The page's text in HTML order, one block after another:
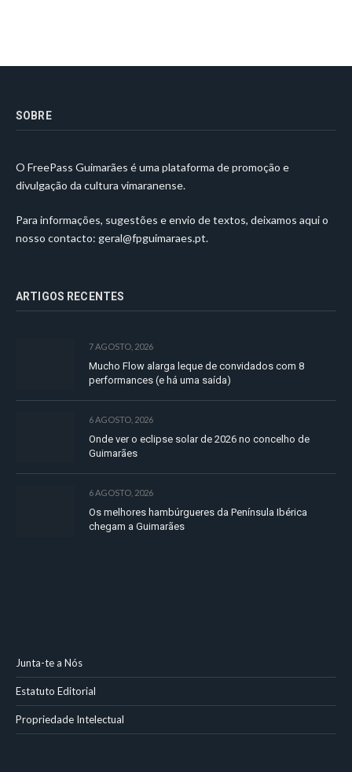
SOBRE
O FreePass Guimarães é uma plataforma de promoção e
divulgação da cultura vimaranense.
Para informações, sugestões e envio de textos, deixamos aqui o
nosso contacto: geral@fpguimaraes.pt.
ARTIGOS RECENTES
7 AGOSTO, 2026
Mucho Flow alarga leque de convidados com 8
performances (e há uma saída)
6 AGOSTO, 2026
Onde ver o eclipse solar de 2026 no concelho de
Guimarães
6 AGOSTO, 2026
Os melhores hambúrgueres da Península Ibérica
chegam a Guimarães
Junta-te a Nós
Estatuto Editorial
Propriedade Intelectual